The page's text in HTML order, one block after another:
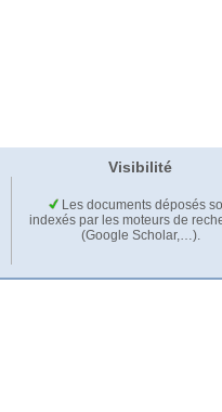
Visibilité
Les documents déposés
indexés par les moteurs de
(Google Scholar,…).